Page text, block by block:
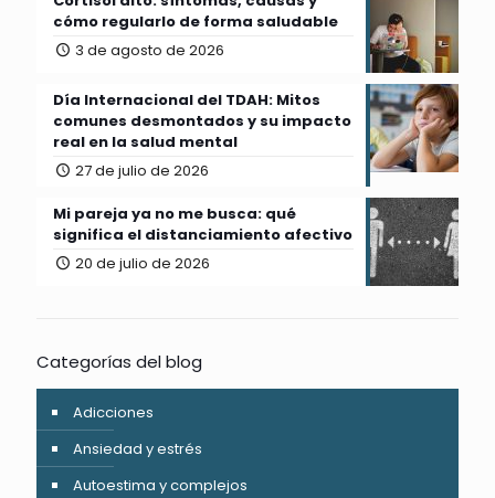
cómo regularlo de forma saludable
3 de agosto de 2026
Día Internacional del TDAH: Mitos
comunes desmontados y su impacto
real en la salud mental
27 de julio de 2026
Mi pareja ya no me busca: qué
significa el distanciamiento afectivo
20 de julio de 2026
Categorías del blog
Adicciones
Ansiedad y estrés
Autoestima y complejos